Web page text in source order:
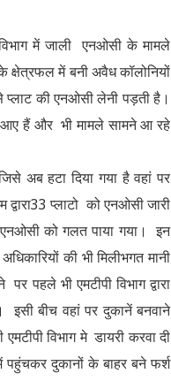
में जाली एनओसी के मामले
में बनी अवैध कॉलोनियों
प्लाट की एनओसी लेनी पड़ती है।
हैं और भी मामले सामने आ रहे
अब हटा दिया गया है वहां पर
प्लाटो को एनओसी जारी
को गलत पाया गया। इन
की भी मिलीभगत मानी
पहले भी एमटीपी विभाग द्वारा
इसी बीच वहां पर दुकानें बनवाने
विभाग मे डायरी करवा दी
पहुंचकर दुकानों के बाहर बने फर्श